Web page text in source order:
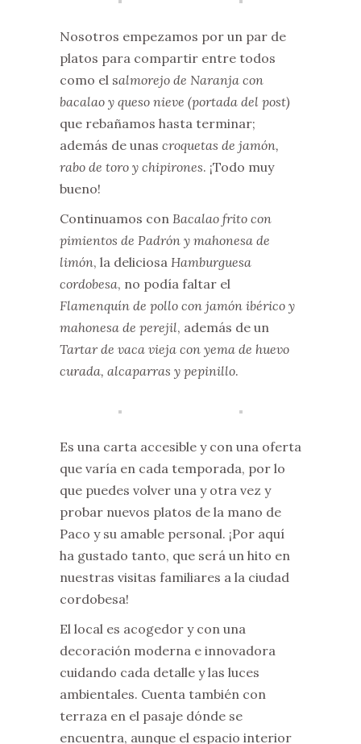
Nosotros empezamos por un par de
platos para compartir entre todos
como el salmorejo de Naranja con
bacalao y queso nieve (portada del post)
que rebañamos hasta terminar;
además de unas croquetas de jamón,
rabo de toro y chipirones. ¡Todo muy
bueno!
Continuamos con Bacalao frito con
pimientos de Padrón y mahonesa de
limón, la deliciosa Hamburguesa
cordobesa, no podía faltar el
Flamenquín de pollo con jamón ibérico y
mahonesa de perejil, además de un
Tartar de vaca vieja con yema de huevo
curada, alcaparras y pepinillo.
Es una carta accesible y con una oferta
que varía en cada temporada, por lo
que puedes volver una y otra vez y
probar nuevos platos de la mano de
Paco y su amable personal. ¡Por aquí
ha gustado tanto, que será un hito en
nuestras visitas familiares a la ciudad
cordobesa!
El local es acogedor y con una
decoración moderna e innovadora
cuidando cada detalle y las luces
ambientales. Cuenta también con
terraza en el pasaje dónde se
encuentra, aunque el espacio interior